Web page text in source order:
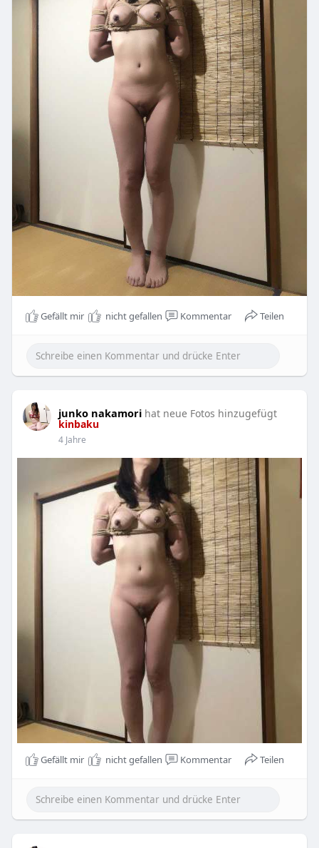
Gefällt mir nicht gefallen Kommentar Teilen
junko nakamori hat neue Fotos hinzugefügt
kinbaku
4 Jahre
Gefällt mir nicht gefallen Kommentar Teilen